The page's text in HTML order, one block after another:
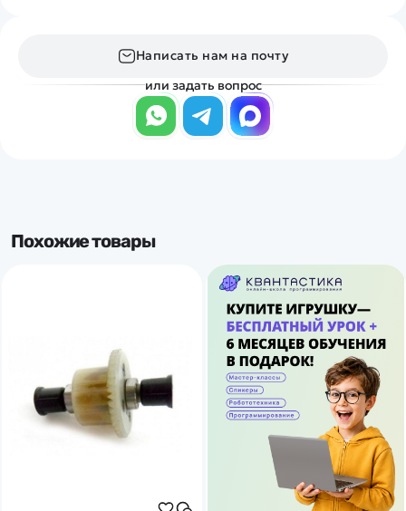
Написать нам на почту
или задать вопрос
Похожие товары